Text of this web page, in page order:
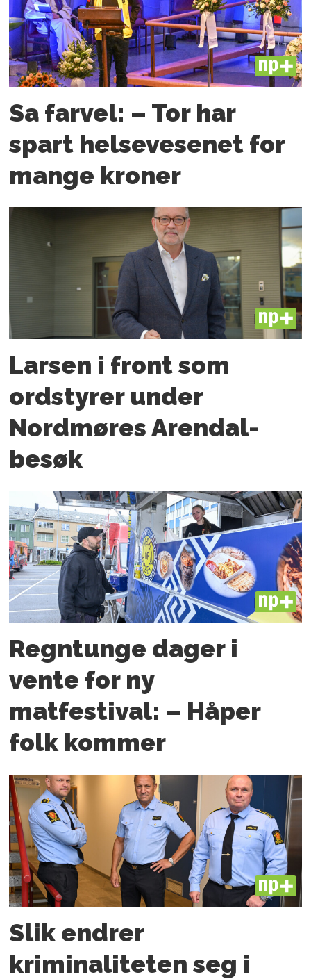
PLUS
Sa farvel: – Tor har
spart helsevesenet for
mange kroner
PLUS
Larsen i front som
ordstyrer under
Nordmøres Arendal-
besøk
PLUS
Regntunge dager i
vente for ny
matfestival: – Håper
folk kommer
PLUS
Slik endrer
kriminaliteten seg i